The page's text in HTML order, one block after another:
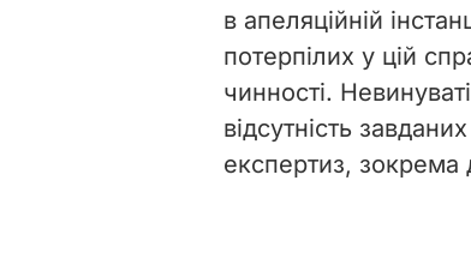
в апеляційній
потерпілих у цій
чинності.
відсутність
експертиз,